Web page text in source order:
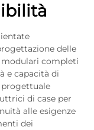
delle
completi
e capacità di
di case per
alle esigenze
dei